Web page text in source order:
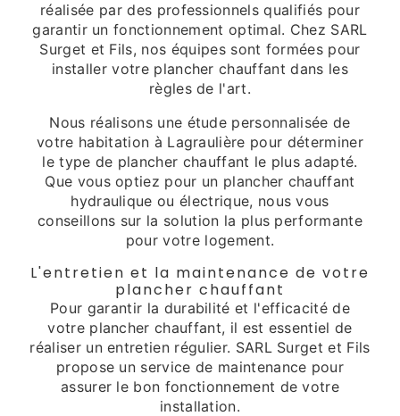
réalisée par des professionnels qualifiés pour
garantir un fonctionnement optimal. Chez SARL
Surget et Fils, nos équipes sont formées pour
installer votre plancher chauffant dans les
règles de l'art.
Nous réalisons une étude personnalisée de
votre habitation à Lagraulière pour déterminer
le type de plancher chauffant le plus adapté.
Que vous optiez pour un plancher chauffant
hydraulique ou électrique, nous vous
conseillons sur la solution la plus performante
pour votre logement.
L'entretien et la maintenance de votre
plancher chauffant
Pour garantir la durabilité et l'efficacité de
votre plancher chauffant, il est essentiel de
réaliser un entretien régulier. SARL Surget et Fils
propose un service de maintenance pour
assurer le bon fonctionnement de votre
installation.